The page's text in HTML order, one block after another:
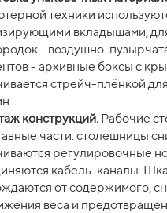
техники
вкладышами,
- воздушно-
- архивные боксы с
стрейч-плёнкой
конструкций. Рабочие
части: столешницы
регулировочные
кабель-каналы.
от содержимого,
веса и